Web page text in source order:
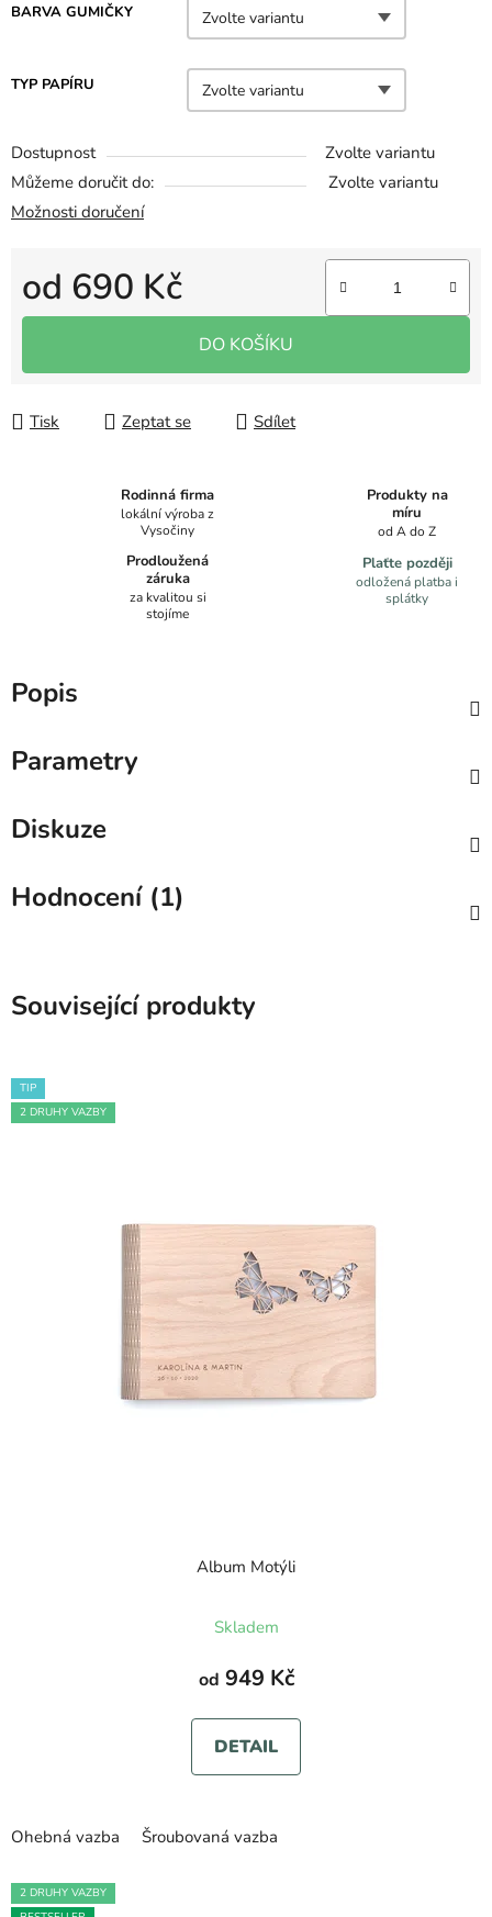
BARVA GUMIČKY
TYP PAPÍRU
Dostupnost
Zvolte variantu
Můžeme doručit do:
Zvolte variantu
Možnosti doručení
od 690 Kč
Měrná cena:
DO KOŠÍKU
Tisk Zeptat se Sdílet
Rodinná firma
lokální výroba z
Vysočiny
Produkty na
míru
od A do Z
Prodloužená
záruka
za kvalitou si
stojíme
Plaťte později
odložená platba i
splátky
Popis
Parametry
Diskuze
Hodnocení (1)
Související produkty
TIP
2 DRUHY VAZBY
Album Motýli
hodnocení
produktu
je
5,0
z
5
Skladem
od 949 Kč
DETAIL
Ohebná vazba Šroubovaná vazba
2 DRUHY VAZBY